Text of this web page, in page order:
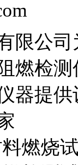
限公
燃检
器提
燃烧